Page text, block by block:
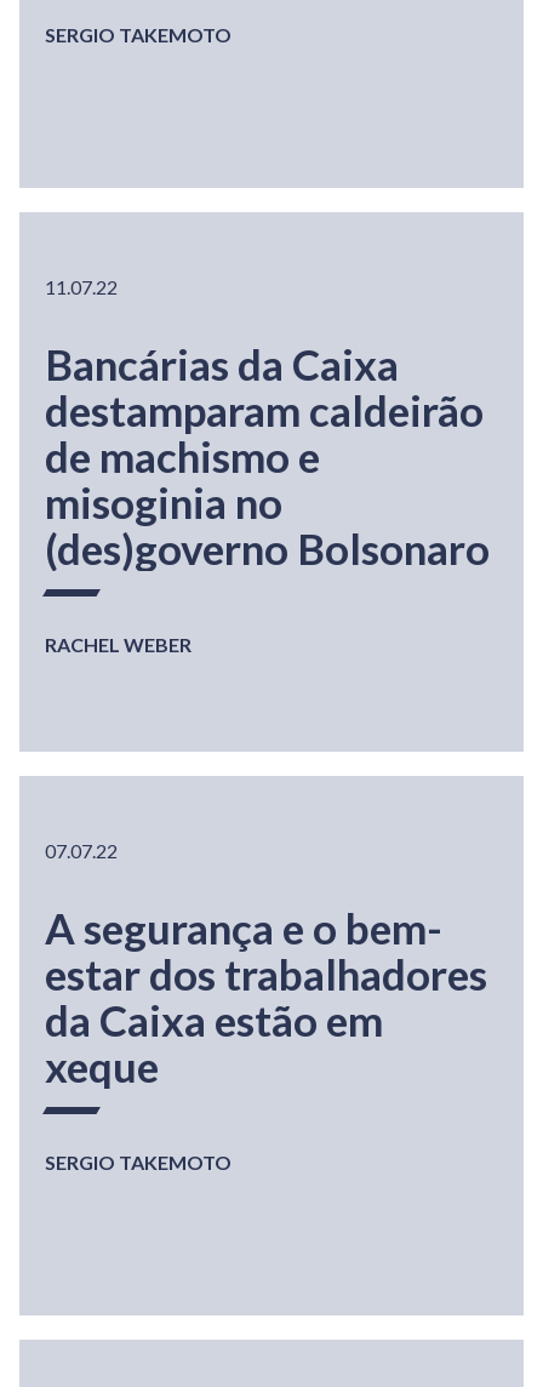
SERGIO TAKEMOTO
11.07.22
Bancárias da Caixa
destamparam caldeirão
de machismo e
misoginia no
(des)governo Bolsonaro
RACHEL WEBER
07.07.22
A segurança e o bem-
estar dos trabalhadores
da Caixa estão em
xeque
SERGIO TAKEMOTO